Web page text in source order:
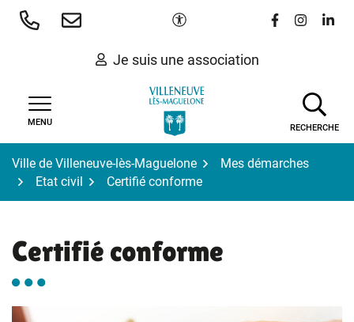
Aller
Paramètres d'accessibilité
Lien vers le
Lien vers
Lien
Je suis une association
MENU
RECHERCHE
Ville de Villeneuve-lès-Maguelone
Mes démarches
Etat civil
Certifié conforme
Certifié conforme